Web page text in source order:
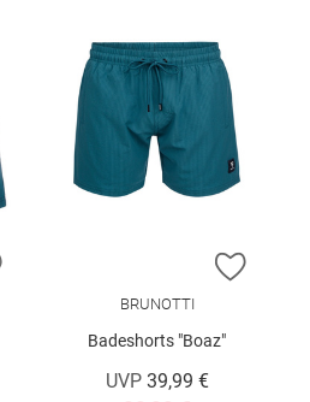
ZUR WUNSCHLISTE HINZUFÜGEN
ZUR
BRUNOTTI
Badeshorts "Boaz"
UVP 39,99 €